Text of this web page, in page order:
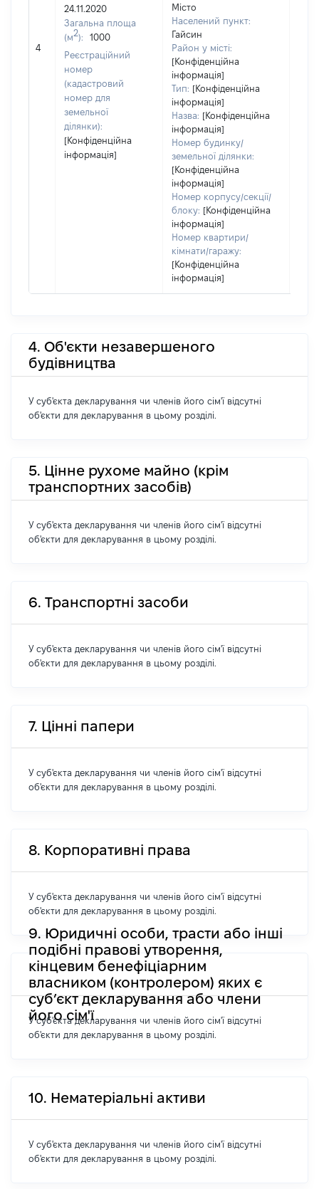
4
24.11.2020
Загальна площа
(м2):
1000
Реєстраційний
номер
(кадастровий
номер для
земельної
ділянки):
[Конфіденційна
інформація]
Місто
Населений пункт:
Гайсин
Район у місті:
[Конфіденційна
інформація]
Тип: [Конфіденційна
інформація]
Назва: [Конфіденційна
інформація]
Номер будинку/
земельної ділянки:
[Конфіденційна
інформація]
Номер корпусу/секції/
блоку: [Конфіденційна
інформація]
Номер квартири/
кімнати/гаражу:
[Конфіденційна
інформація]
4. Об'єкти незавершеного
будівництва
У суб'єкта декларування чи членів його сім'ї відсутні
об'єкти для декларування в цьому розділі.
5. Цінне рухоме майно (крім
транспортних засобів)
У суб'єкта декларування чи членів його сім'ї відсутні
об'єкти для декларування в цьому розділі.
6. Транспортні засоби
У суб'єкта декларування чи членів його сім'ї відсутні
об'єкти для декларування в цьому розділі.
7. Цінні папери
У суб'єкта декларування чи членів його сім'ї відсутні
об'єкти для декларування в цьому розділі.
8. Корпоративні права
У суб'єкта декларування чи членів його сім'ї відсутні
об'єкти для декларування в цьому розділі.
9. Юридичні особи, трасти або інші
подібні правові утворення,
кінцевим бенефіціарним
власником (контролером) яких є
суб’єкт декларування або члени
його сім'ї
У суб'єкта декларування чи членів його сім'ї відсутні
об'єкти для декларування в цьому розділі.
10. Нематеріальні активи
У суб'єкта декларування чи членів його сім'ї відсутні
об'єкти для декларування в цьому розділі.